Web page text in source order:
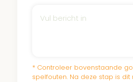
* Controleer bovenstaande
spelfouten. Na deze stap is dit